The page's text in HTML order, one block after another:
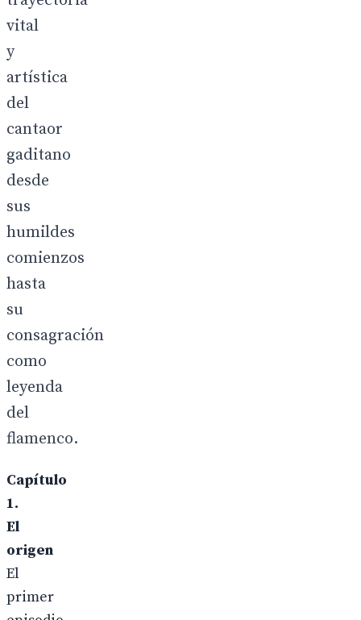
vital
y
artística
del
cantaor
gaditano
desde
sus
humildes
comienzos
hasta
su
consagración
como
leyenda
del
flamenco.
Capítulo
1.
El
origen
El
primer